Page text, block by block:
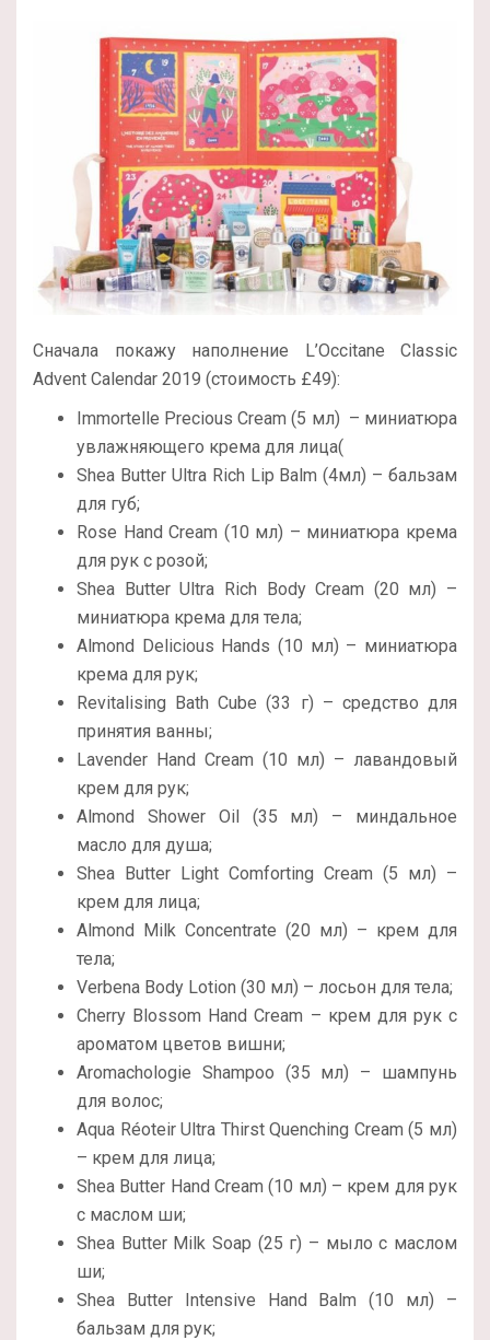
Сначала покажу наполнение L’Occitane Classic
Advent Calendar 2019 (стоимость £49):
Immortelle Precious Cream (5 мл) – миниатюра
увлажняющего крема для лица(
Shea Butter Ultra Rich Lip Balm (4мл) – бальзам
для губ;
Rose Hand Cream (10 мл) – миниатюра крема
для рук с розой;
Shea Butter Ultra Rich Body Cream (20 мл) –
миниатюра крема для тела;
Almond Delicious Hands (10 мл) – миниатюра
крема для рук;
Revitalising Bath Cube (33 г) – средство для
принятия ванны;
Lavender Hand Cream (10 мл) – лавандовый
крем для рук;
Almond Shower Oil (35 мл) – миндальное
масло для душа;
Shea Butter Light Comforting Cream (5 мл) –
крем для лица;
Almond Milk Concentrate (20 мл) – крем для
тела;
Verbena Body Lotion (30 мл) – лосьон для тела;
Cherry Blossom Hand Cream – крем для рук с
ароматом цветов вишни;
Aromachologie Shampoo (35 мл) – шампунь
для волос;
Aqua Réoteir Ultra Thirst Quenching Cream (5 мл)
– крем для лица;
Shea Butter Hand Cream (10 мл) – крем для рук
с маслом ши;
Shea Butter Milk Soap (25 г) – мыло с маслом
ши;
Shea Butter Intensive Hand Balm (10 мл) –
бальзам для рук;